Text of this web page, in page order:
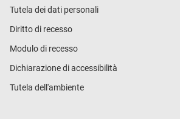
Tutela dei dati personali
Diritto di recesso
Modulo di recesso
Dichiarazione di accessibilità
Tutela dell'ambiente